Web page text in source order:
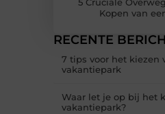
Kopen van
RECENTE
7 tips voor het kiezen
vakantiepark
Waar let je op bij het
vakantiepark?